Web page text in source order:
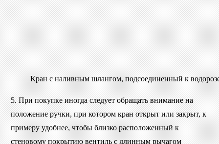
Кран с наливным шлангом, подсоединенный к
5. При покупке иногда следует обращать внимание на
положение ручки, при котором кран открыт или закрыт, к
примеру удобнее, чтобы близко расположенный к
стеновому покрытию вентиль с длинным рычагом